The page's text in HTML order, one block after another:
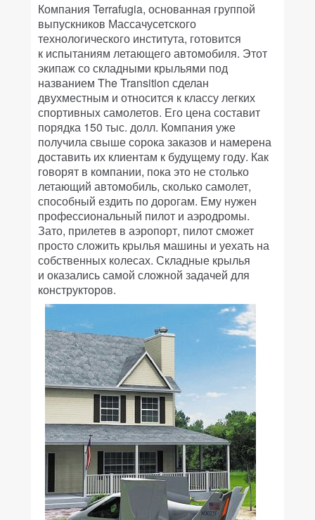
Компания Terrafugia, основанная группой
выпускников Массачусетского
технологического института, готовится
к испытаниям летающего автомобиля. Этот
экипаж со складными крыльями под
названием The Transition сделан
двухместным и относится к классу легких
спортивных самолетов. Его цена составит
порядка 150 тыс. долл. Компания уже
получила свыше сорока заказов и намерена
доставить их клиентам к будущему году. Как
говорят в компании, пока это не столько
летающий автомобиль, сколько самолет,
способный ездить по дорогам. Ему нужен
профессиональный пилот и аэродромы.
Зато, прилетев в аэропорт, пилот сможет
просто сложить крылья машины и уехать на
собственных колесах. Складные крылья
и оказались самой сложной задачей для
конструкторов.